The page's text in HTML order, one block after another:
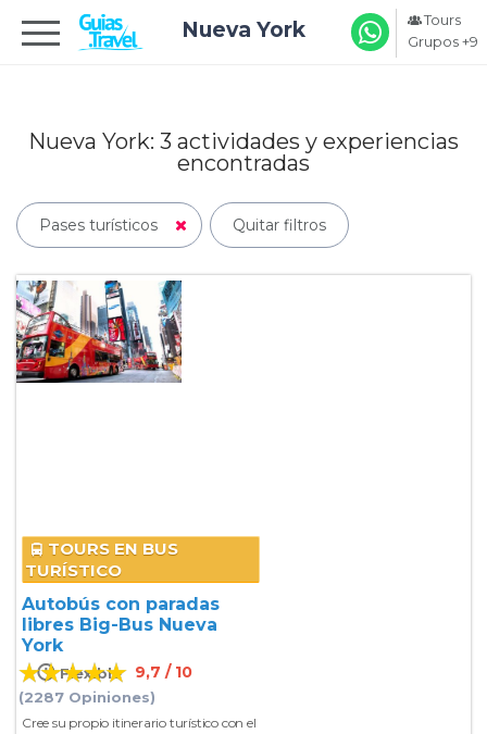
Nueva York
Tours
Grupos +9
Nueva York: 3 actividades y experiencias
encontradas
Pases turísticos Quitar filtros
TOURS EN BUS
TURÍSTICO
Autobús con paradas
libres Big-Bus Nueva
York
Flexible 9,7 / 10
(2287 Opiniones)
Cree su propio itinerario turístico con el